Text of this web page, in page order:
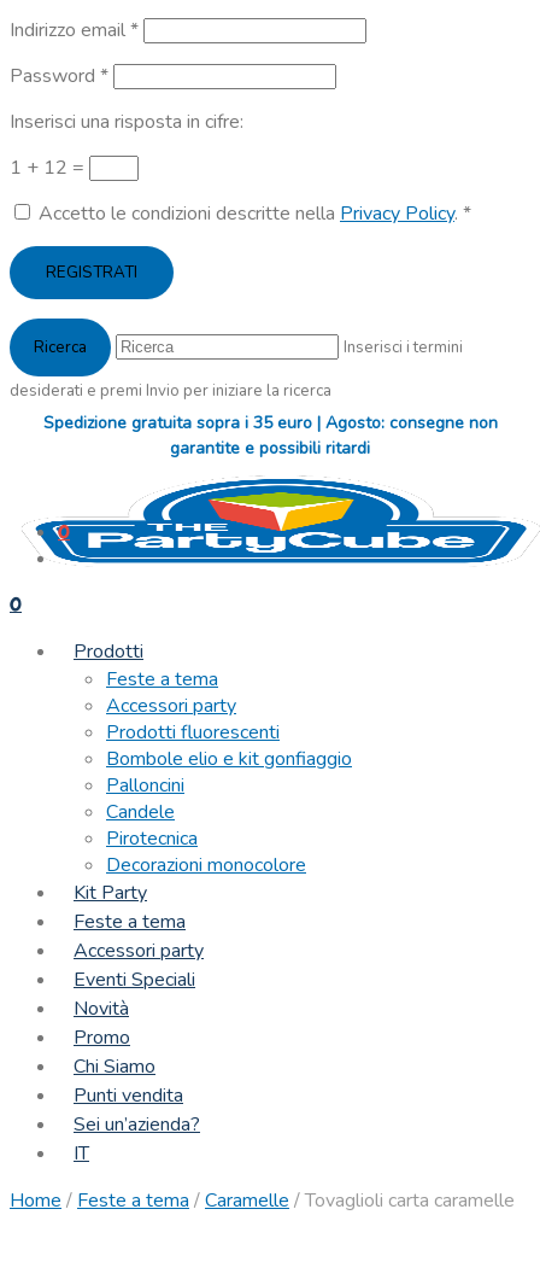
Indirizzo email*Richiesto
Password *Richiesto
Inserisci una risposta in cifre:
1 + 12 =
Accetto le condizioni descritte nella Privacy Policy. *
REGISTRATI
Inserisci i termini
desiderati e premi Invio per iniziare la ricerca
Spedizione gratuita sopra i 35 euro | Agosto: consegne non
garantite e possibili ritardi
0
0
Prodotti
Feste a tema
Accessori party
Prodotti fluorescenti
Bombole elio e kit gonfiaggio
Palloncini
Candele
Pirotecnica
Decorazioni monocolore
Kit Party
Feste a tema
Accessori party
Eventi Speciali
Novità
Promo
Chi Siamo
Punti vendita
Sei un’azienda?
IT
Home / Feste a tema /Caramelle /Tovaglioli carta caramelle